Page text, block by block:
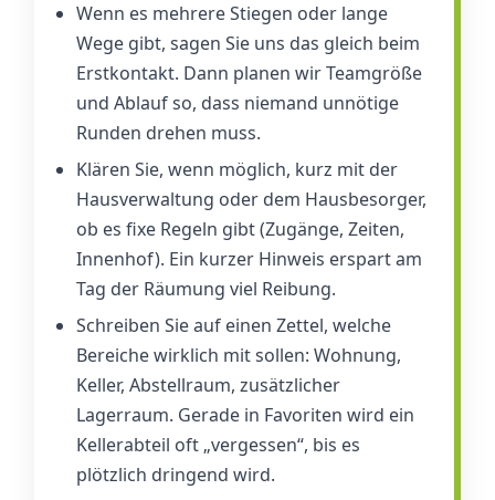
Wenn es mehrere Stiegen oder lange
Wege gibt, sagen Sie uns das gleich beim
Erstkontakt. Dann planen wir Teamgröße
und Ablauf so, dass niemand unnötige
Runden drehen muss.
Klären Sie, wenn möglich, kurz mit der
Hausverwaltung oder dem Hausbesorger,
ob es fixe Regeln gibt (Zugänge, Zeiten,
Innenhof). Ein kurzer Hinweis erspart am
Tag der Räumung viel Reibung.
Schreiben Sie auf einen Zettel, welche
Bereiche wirklich mit sollen: Wohnung,
Keller, Abstellraum, zusätzlicher
Lagerraum. Gerade in Favoriten wird ein
Kellerabteil oft „vergessen“, bis es
plötzlich dringend wird.